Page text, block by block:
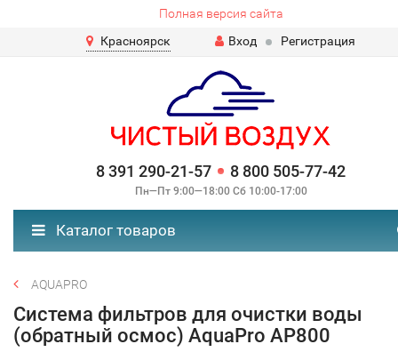
Полная версия сайта
Красноярск
Вход Регистрация
8 391 290-21-57 8 800 505-77-42
Пн—Пт 9:00—18:00 Сб 10:00-17:00
Каталог товаров
AQUAPRO
Система фильтров для очистки воды
(обратный осмос) AquaPro AP800